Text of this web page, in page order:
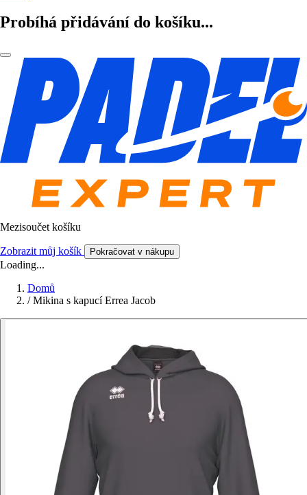
Probíhá přidávání do košíku...
Mezisoučet košíku
Zobrazit můj košík Pokračovat v nákupu
Loading...
Domů
/ Mikina s kapucí Errea Jacob